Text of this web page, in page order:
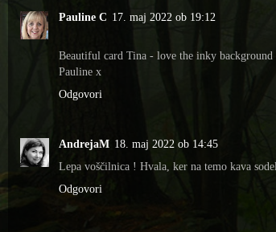
Pauline C 17. maj 2022 ob 19:12
Beautiful card Tina - love the inky
Pauline x
Odgovori
AndrejaM 18. maj 2022 ob 14:45
Lepa voščilnica ! Hvala, ker na temo kava
Odgovori